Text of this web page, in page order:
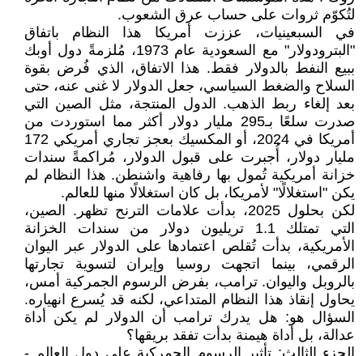
لتُكوّم ثروات على حساب عرق الشعوب.
في السبعينيات، عززت أمريكا هذا النظام باتفاق
"البترودولار" مع السعودية عام 1973، مُلزمةً دول أوبك
ببيع النفط بالدولار فقط. هذا الاتفاق، الذي فُرض بقوة
السلاح والضغط السياسي، جعل الدولار لا غنى عنه، حتى
بعد إلغاء ربط الذهب. الدول المنتجة، مثل الصين التي
صدرت سلعًا بـ295 مليار دولار أكثر مما استوردت من
أمريكا في 2024، أو المكسيك بعجز تجاري أمريكي 172
مليار دولار، أُجبرت على قبول الدولار، مُراكمةً سندات
خزانة أمريكية تُمول بها رفاهية واشنطن. هذا النظام لم
يكن "استغلالًا" لأمريكا، بل كان استغلالًا منها للعالم.
لكن بحلول 2025، بدأت علامات الترنح تظهر. الصين،
التي تمتلك 1.1 تريليون دولار من سندات الخزانة
الأمريكية، بدأت تُقلص اعتمادها على الدولار عبر اليوان
الرقمي، بينما اتجهت روسيا وإيران لتسوية تجارتها
بالروبل واليوان. ترامب، بفرض الرسوم الجمركية أمس،
يحاول إنقاذ هذا النظام المتداعي، لكنه قد يُسرع انهياره.
السؤال هو: هل يدرك ترامب أن الدولار لم يكن أداة
عدالة، بل أداة هيمنة بدأت تفقد بريقها؟